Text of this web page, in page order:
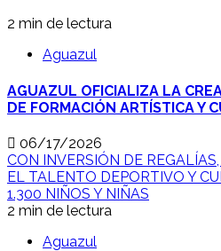
2 min de lectura
Aguazul
AGUAZUL OFICIALIZA LA
DE FORMACIÓN ARTÍSTICA Y
06/17/2026
CON INVERSIÓN DE
EL TALENTO DEPORTIVO Y
1.300 NIÑOS Y NIÑAS
2 min de lectura
Aguazul